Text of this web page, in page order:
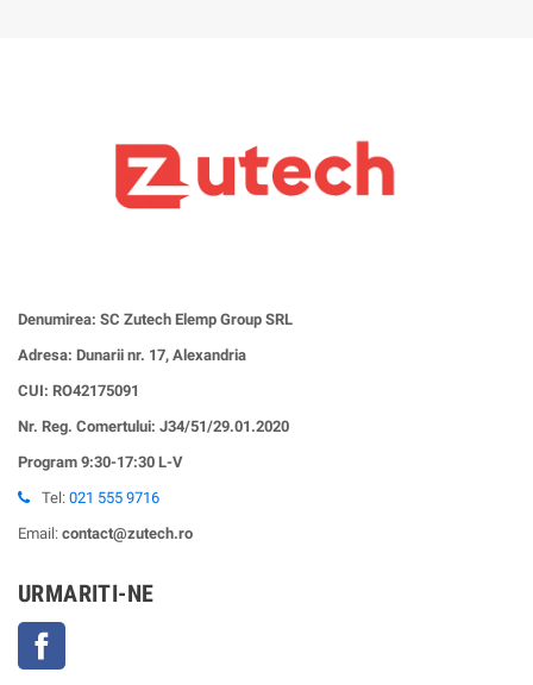
Denumirea: SC Zutech Elemp Group SRL
Adresa: Dunarii nr. 17, Alexandria
CUI: RO42175091
Nr. Reg. Comertului: J34/51/29.01.2020
Program 9:30-17:30 L-V
Tel: 021 555 9716
Email: contact@zutech.ro
URMARITI-NE